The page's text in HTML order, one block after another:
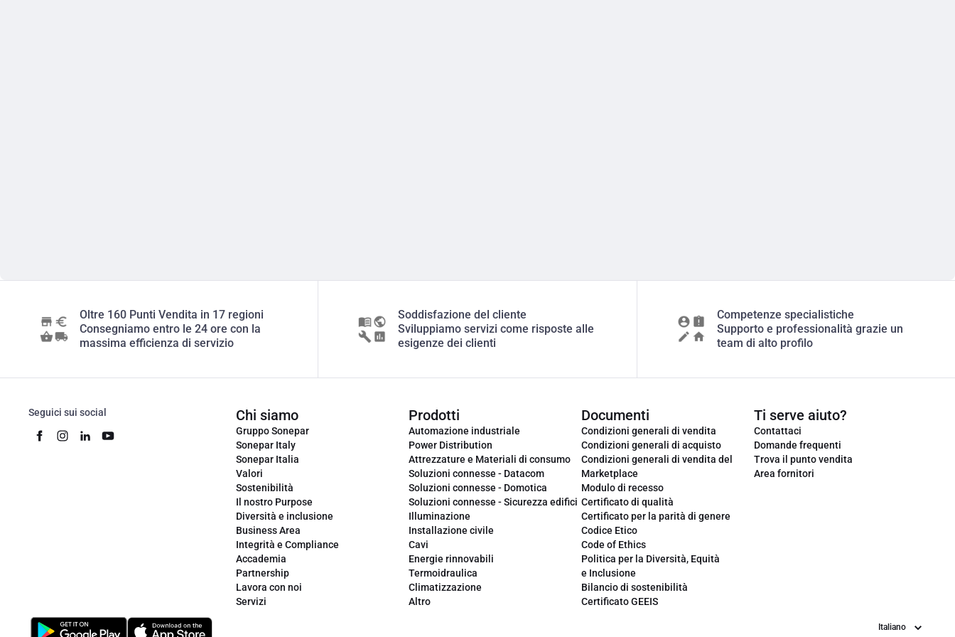
Oltre 160 Punti Vendita in 17 regioni
Consegniamo entro le 24 ore con la
massima efficienza di servizio
Soddisfazione del cliente
Sviluppiamo servizi come risposte alle
esigenze dei clienti
Competenze specialistiche
Supporto e professionalità grazie un
team di alto profilo
Seguici sui social Chi siamo
Gruppo Sonepar
Sonepar Italy
Sonepar Italia
Valori
Sostenibilità
Il nostro Purpose
Diversità e inclusione
Business Area
Integrità e Compliance
Accademia
Partnership
Lavora con noi
Servizi
Prodotti
Automazione industriale
Power Distribution
Attrezzature e Materiali di consumo
Soluzioni connesse - Datacom
Soluzioni connesse - Domotica
Soluzioni connesse - Sicurezza edifici
Illuminazione
Installazione civile
Cavi
Energie rinnovabili
Termoidraulica
Climatizzazione
Altro
Documenti
Condizioni generali di vendita
Condizioni generali di acquisto
Condizioni generali di vendita del
Marketplace
Modulo di recesso
Certificato di qualità
Certificato per la parità di genere
Codice Etico
Code of Ethics
Politica per la Diversità, Equità
e Inclusione
Bilancio di sostenibilità
Certificato GEEIS
Ti serve aiuto?
Contattaci
Domande frequenti
Trova il punto vendita
Area fornitori
Lingua